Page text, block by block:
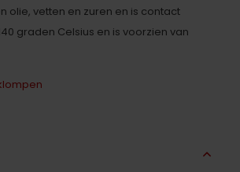
olie, vetten en zuren en is contact
graden Celsius en is voorzien van